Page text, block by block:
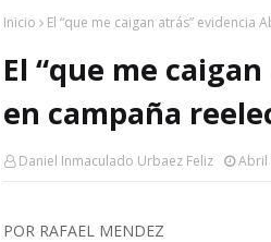
Inicio El “que me caigan atrás” evidencia
El “que me
en campaña
Daniel Inmaculado Urbaez Feliz Abril
POR RAFAEL MENDEZ